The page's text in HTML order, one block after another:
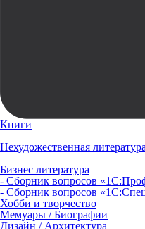
Книги
Нехудожественная литература
Бизнес литература
- Сборник вопросов
- Сборник вопросов
Хобби и творчество
Мемуары / Биографии
Дизайн / Архитектура